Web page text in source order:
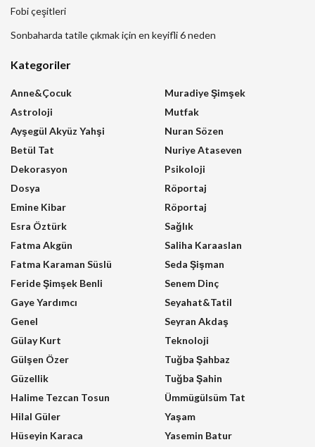
Fobi çeşitleri
Sonbaharda tatile çıkmak için en keyifli 6 neden
Kategoriler
Anne&Çocuk
Astroloji
Ayşegül Akyüz Yahşi
Betül Tat
Dekorasyon
Dosya
Emine Kibar
Esra Öztürk
Fatma Akgün
Fatma Karaman Süslü
Feride Şimşek Benli
Gaye Yardımcı
Genel
Gülay Kurt
Gülşen Özer
Güzellik
Halime Tezcan Tosun
Hilal Güler
Hüseyin Karaca
Muradiye Şimşek
Mutfak
Nuran Sözen
Nuriye Ataseven
Psikoloji
Röportaj
Röportaj
Sağlık
Saliha Karaaslan
Seda Şişman
Senem Dinç
Seyahat&Tatil
Seyran Akdaş
Teknoloji
Tuğba Şahbaz
Tuğba Şahin
Ümmügülsüm Tat
Yaşam
Yasemin Batur